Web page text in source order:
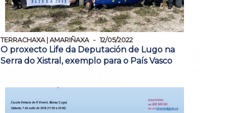
TERRACHAXA | AMARIÑAXA 12/05/2022
O proxecto Life da Deputación de Lugo na
Serra do Xistral, exemplo para o País Vasco